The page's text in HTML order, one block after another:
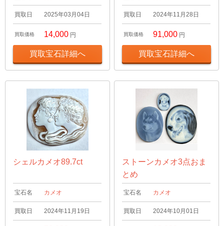
買取日 2025年03月04日
買取価格 14,000 円
買取宝石詳細へ
買取日 2024年11月28日
買取価格 91,000 円
買取宝石詳細へ
シェルカメオ89.7ct
宝石名 カメオ
買取日 2024年11月19日
ストーンカメオ3点おま
とめ
宝石名 カメオ
買取日 2024年10月01日